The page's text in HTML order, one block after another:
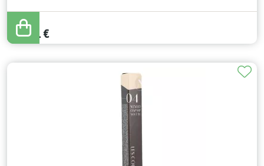
26,90
24,21€